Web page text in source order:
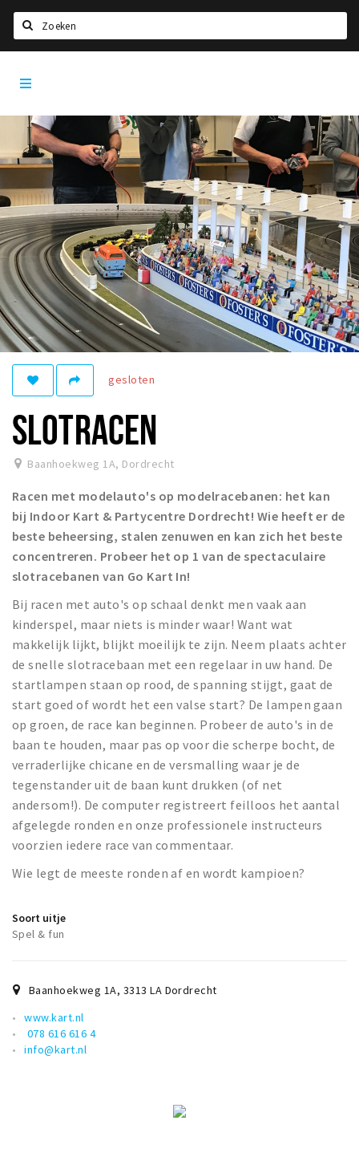
Home
Agenda
Bioscoopagenda
Deals
Nieuws
Leuke tips & trends
Interviews
Eten
Drinken
Slapen
Recreatief
Winkelgebieden
Parkeren
Bezienswaardigheden
Musea, theaters & podia
Uitjes & activiteiten
Toeristische routes
Sport
Natuur
Inloggen
gesloten
SLOTRACEN
Baanhoekweg 1A, Dordrecht
Racen met modelauto's op modelracebanen: het kan
bij Indoor Kart & Partycentre Dordrecht! Wie heeft er de
beste beheersing, stalen zenuwen en kan zich het beste
concentreren. Probeer het op 1 van de spectaculaire
slotracebanen van Go Kart In!
Bij racen met auto's op schaal denkt men vaak aan
kinderspel, maar niets is minder waar! Want wat
makkelijk lijkt, blijkt moeilijk te zijn. Neem plaats achter
de snelle slotracebaan met een regelaar in uw hand. De
startlampen staan op rood, de spanning stijgt, gaat de
start goed of wordt het een valse start? De lampen gaan
op groen, de race kan beginnen. Probeer de auto's in de
baan te houden, maar pas op voor die scherpe bocht, de
verraderlijke chicane en de versmalling waar je de
tegenstander uit de baan kunt drukken (of net
andersom!). De computer registreert feilloos het aantal
afgelegde ronden en onze professionele instructeurs
voorzien iedere race van commentaar.
Wie legt de meeste ronden af en wordt kampioen?
Soort uitje
Spel & fun
Baanhoekweg 1A, 3313 LA Dordrecht
www.kart.nl
078 616 616 4
info@kart.nl